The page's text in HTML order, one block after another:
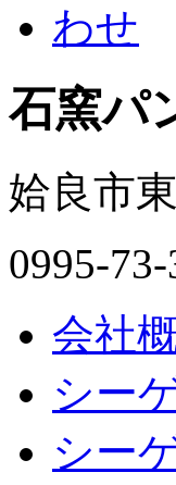
石窯パ
姶良市
0995-73-
会社
シー
シー